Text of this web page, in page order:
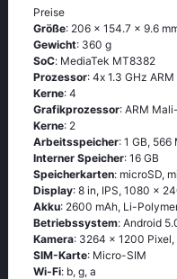
Preise
Größe: 206 x 154.7 x 9.6
Gewicht: 360 g
SoC: МеdiаТеk МТ8382
Prozessor: 4х 1.3 GНz
Kerne: 4
Grafikprozessor: ARM
Kerne: 2
Arbeitsspeicher: 1 GB, 566
Interner Speicher: 16 GB
Speicherkarten: microSD,
Display: 8 in, IPS, 1080 x
Akku: 2600 mAh, Li-
Betriebssystem: Аndrоid
Kamera: 3264 x 1200
SIM-Karte: Micro-SIM
Wi-Fi: b, g, а